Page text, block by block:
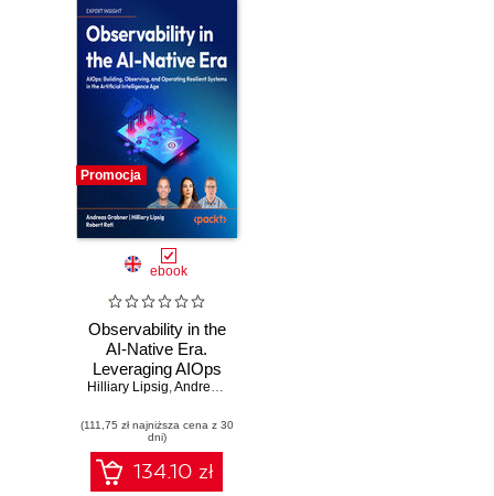
Promocja
ebook
Observability in the
AI-Native Era.
Leveraging AIOps
to build, observe,
resilient systems
Hilliary Lipsig,Andreas Grabner
(111,75 zł najniższa cena z 30
dni)
134.10 zł